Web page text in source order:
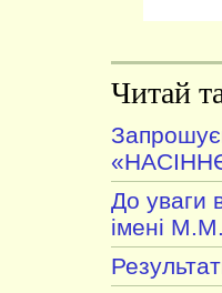
Читай
До уваги
імені